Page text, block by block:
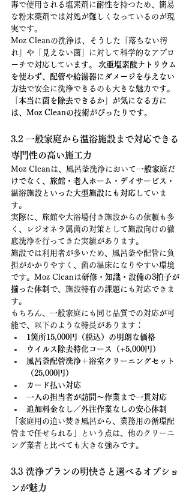
毒で使用される塩素剤に耐性を持つため、簡易
な粉末薬剤では対処が難しくなっているのが現
実です。
Moz Cleanの洗浄は、そうした「落ちない汚
れ」や「見えない菌」に対して科学的なアプロ
ーチで対応しています。 次亜塩素酸ナトリウム
を使わず、配管や給湯器にダメージを与えない
方法で安全に洗浄できるのも大きな魅力です。
「本当に菌を除去できるか」が気になる方に
は、Moz Cleanの技術がぴったりです。
3.2 一般家庭から温浴施設まで対応できる
専門性の高い施工力
Moz Cleanは、風呂釜洗浄において一般家庭だ
けでなく、旅館・老人ホーム・デイサービス・
温浴施設といった大型施設にも対応 していま
す。
実際に、旅館や大浴場付き施設からの依頼も多
く、レジオネラ属菌の対策として施設向けの徹
底洗浄を行ってきた実績があります。
施設では利用者が多いため、風呂釜や配管に負
担がかかりやすく、菌の温床になりやすい環境
です。Moz Cleanは研修・知識・設備の3拍子が
揃った体制 で、施設特有の課題にも対応できま
す。
もちろん、一般家庭にも同じ品質での対応が可
能で、以下のような特長があります：
1箇所15,000円（税込）の明朗な価格
ウイルス除去特化コース（+5,000円）
風呂釜配管洗浄＋浴室クリーニングセット
（25,000円）
カード払い対応
一人の担当者が訪問〜作業まで一貫対応
追加料金なし／外注作業なしの安心体制
「家庭用の追い焚き風呂から、業務用の循環配
管まで任せられる」という点は、他のクリーニ
ング業者と比べても大きな強みです。
3.3 洗浄プランの明快さと選べるオプショ
ンが魅力